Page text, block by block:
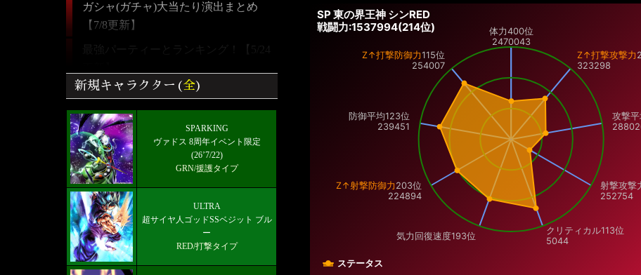
SP 東の界王神 シンRED
戦闘力:1537994(214位)
ステータス
体力400位
2470043
Z↑打撃攻撃力
323298
攻撃
射撃攻撃
252754
クリティカル113位
5044
気力回復速度193位
Z↑射撃防御力 203位
224894
防御平均123位
239451
Z↑打撃防御力115位
254007
ガシャ(ガチャ)大当たり演出まとめ
【7/8更新】
最強パーティーとランキング！【5/24
【ドラゴンボールレジェンズ】全キャ
ラクター画像リスト＆絞り込み検索
好きなキャラから選ぶチーム編成【パ
ーティー】
ULTRA 超サイヤ人ゴッドSSベジット
RED赤属性 レベル5000フルブースト
限界突破★7+
雑談/質問ドラゴンボールレジェンズ
掲示板
新規キャラクター(全)
SPARKING
ヴァドス 8周年イベント限定
(26’7/22)
GRN/援護タイプ
ULTRA
超サイヤ人ゴッドSSベジット ブル
ー
RED/打撃タイプ